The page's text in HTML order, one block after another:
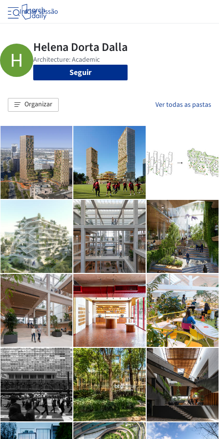
Iniciar sessão
Seguir
Organizar Ver todas as pastas